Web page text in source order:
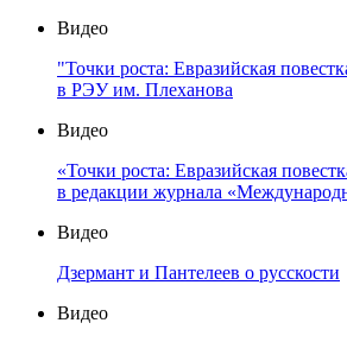
Видео
"Точки роста: Евразийская
в РЭУ им. Плеханова
Видео
«Точки роста: Евразийская
в редакции журнала
Видео
Дзермант и Пантелеев о русскости
Видео